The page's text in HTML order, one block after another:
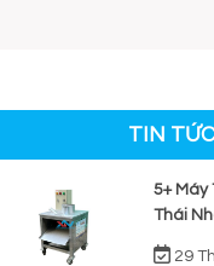
TIN
5+ Máy
Thái
29